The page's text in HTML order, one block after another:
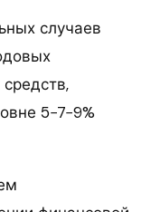
случаев
5−7−9%